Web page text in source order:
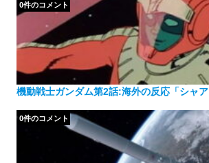
機動戦士ガンダム第2話:海外の反応「シャ
0件のコメント
0件のコメント